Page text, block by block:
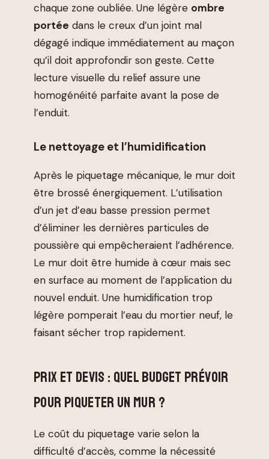
chaque zone oubliée. Une légère ombre
portée dans le creux d’un joint mal
dégagé indique immédiatement au maçon
qu’il doit approfondir son geste. Cette
lecture visuelle du relief assure une
homogénéité parfaite avant la pose de
l’enduit.
Le nettoyage et l’humidification
Après le piquetage mécanique, le mur doit
être brossé énergiquement. L’utilisation
d’un jet d’eau basse pression permet
d’éliminer les dernières particules de
poussière qui empêcheraient l’adhérence.
Le mur doit être humide à cœur mais sec
en surface au moment de l’application du
nouvel enduit. Une humidification trop
légère pomperait l’eau du mortier neuf, le
faisant sécher trop rapidement.
PRIX ET DEVIS : QUEL BUDGET PRÉVOIR
POUR PIQUETER UN MUR ?
Le coût du piquetage varie selon la
difficulté d’accès, comme la nécessité